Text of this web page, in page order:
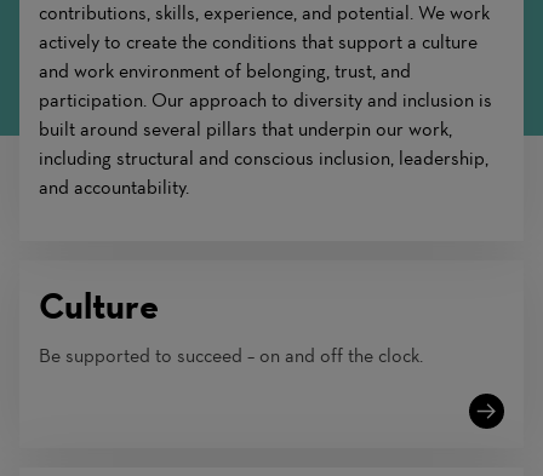
contributions, skills, experience, and potential. We work
actively to create the conditions that support a culture
and work environment of belonging, trust, and
participation. Our approach to diversity and inclusion is
built around several pillars that underpin our work,
including structural and conscious inclusion, leadership,
and accountability.
Culture
Be supported to succeed – on and off the clock.